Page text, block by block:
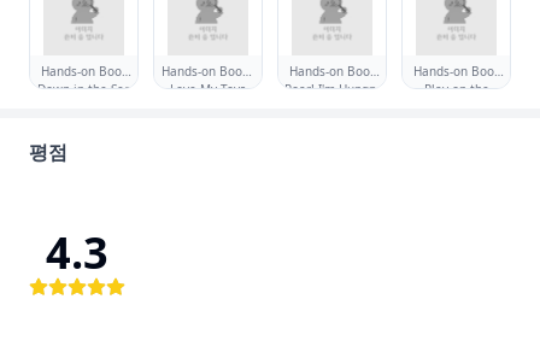
Hands-on Book
Down in the Sea
Hands-on Book I
Love My Toys
Hands-on Book
Roar! I'm Hungry
Hands-on Book
Play on the
평점
4.3